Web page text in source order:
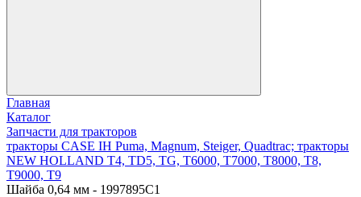
Главная
Каталог
Запчасти для тракторов
тракторы CASE IH Puma, Magnum, Steiger, Quadtrac; тракторы
NEW HOLLAND T4, TD5, TG, T6000, T7000, T8000, T8,
T9000, T9
Шайба 0,64 мм - 1997895C1